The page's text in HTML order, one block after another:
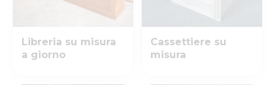
Libreria su misura
a giorno
Cassettiere su
misura